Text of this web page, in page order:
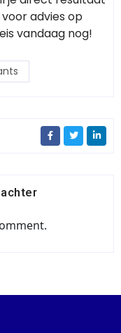
voor advies op
vandaag nog!